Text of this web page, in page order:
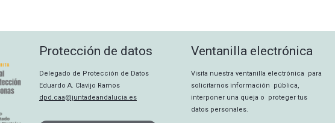
Protección de datos
Delegado de Protección de Datos
Eduardo A. Clavijo Ramos
dpd.caa@juntadeandalucia.es
Ventanilla electrónica
Visita nuestra ventanilla electrónica para
solicitarnos información pública,
interponer una queja o proteger tus
datos personales.